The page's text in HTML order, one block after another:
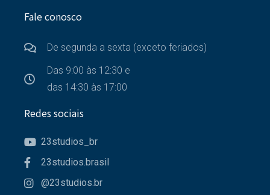
Fale conosco
De segunda a sexta (exceto feriados)
Das 9:00 às 12:30 e
das 14:30 às 17:00
Redes sociais
23studios_br
23studios.brasil
@23studios.br